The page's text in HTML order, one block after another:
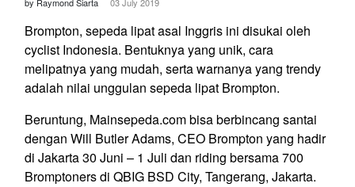
Brompton, sepeda lipat asal Inggris ini disukai oleh
cyclist Indonesia. Bentuknya yang unik, cara
melipatnya yang mudah, serta warnanya yang trendy
adalah nilai unggulan sepeda lipat Brompton.
Beruntung, Mainsepeda.com bisa berbincang santai
dengan Will Butler Adams, CEO Brompton yang hadir
di Jakarta 30 Juni – 1 Juli dan riding bersama 700
Bromptoners di QBIG BSD City, Tangerang, Jakarta.